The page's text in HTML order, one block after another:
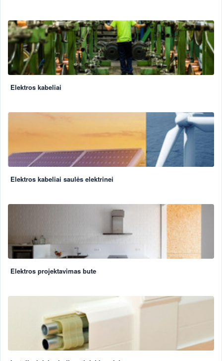
Elektros kabeliai
Elektros kabeliai saulės elektrinei
Elektros projektavimas bute